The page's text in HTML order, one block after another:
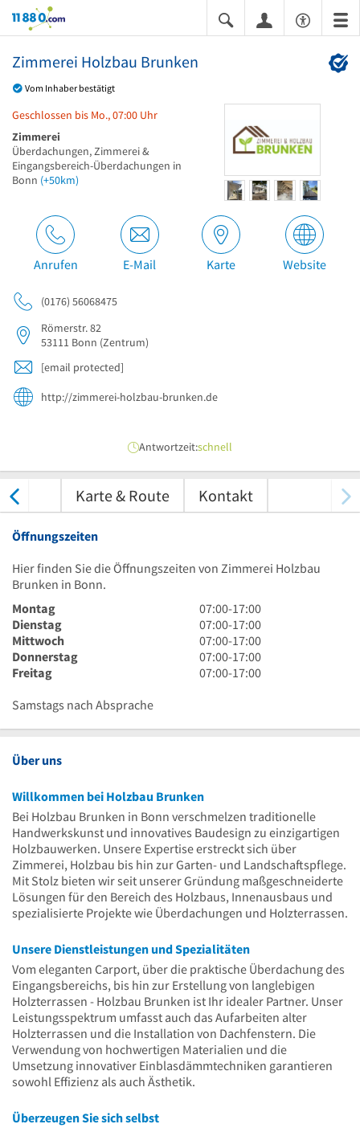
11880.com
Zimmerei Holzbau Brunken
Vom Inhaber bestätigt
Geschlossen bis Mo., 07:00 Uhr
Zimmerei
Überdachungen, Zimmerei &
Eingangsbereich-Überdachungen in
Bonn (+50km)
Anrufen E-Mail Karte Website
(0176) 56068475
Römerstr. 82
53111 Bonn (Zentrum)
[email protected]
http://zimmerei-holzbau-brunken.de
Antwortzeit:schnell
Karte & Route Kontakt
Öffnungszeiten
Hier finden Sie die Öffnungszeiten von Zimmerei Holzbau
Brunken in Bonn.
Montag
7
Uhr
bis
17
Uhr
07:00-17:00
Dienstag
7
Uhr
bis
17
07:00-17:00
Mittwoch
7
Uhr
bis
07:00-17:00
Donnerstag
7
Uhr
07:00-17:00
Freitag
7
Uhr
07:00-17:00
Samstags nach Absprache
Über uns
Willkommen bei Holzbau Brunken
Bei Holzbau Brunken in Bonn verschmelzen traditionelle
Handwerkskunst und innovatives Baudesign zu einzigartigen
Holzbauwerken. Unsere Expertise erstreckt sich über
Zimmerei, Holzbau bis hin zur Garten- und Landschaftspflege.
Mit Stolz bieten wir seit unserer Gründung maßgeschneiderte
Lösungen für den Bereich des Holzbaus, Innenausbaus und
spezialisierte Projekte wie Überdachungen und Holzterrassen.
Unsere Dienstleistungen und Spezialitäten
Vom eleganten Carport, über die praktische Überdachung des
Eingangsbereichs, bis hin zur Erstellung von langlebigen
Holzterrassen - Holzbau Brunken ist Ihr idealer Partner. Unser
Leistungsspektrum umfasst auch das Aufarbeiten alter
Holzterrassen und die Installation von Dachfenstern. Die
Verwendung von hochwertigen Materialien und die
Umsetzung innovativer Einblasdämmtechniken garantieren
sowohl Effizienz als auch Ästhetik.
Überzeugen Sie sich selbst